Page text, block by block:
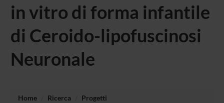
in vitro di forma infantile
di Ceroido-lipofuscinosi
Neuronale
Home Ricerca
Progetti